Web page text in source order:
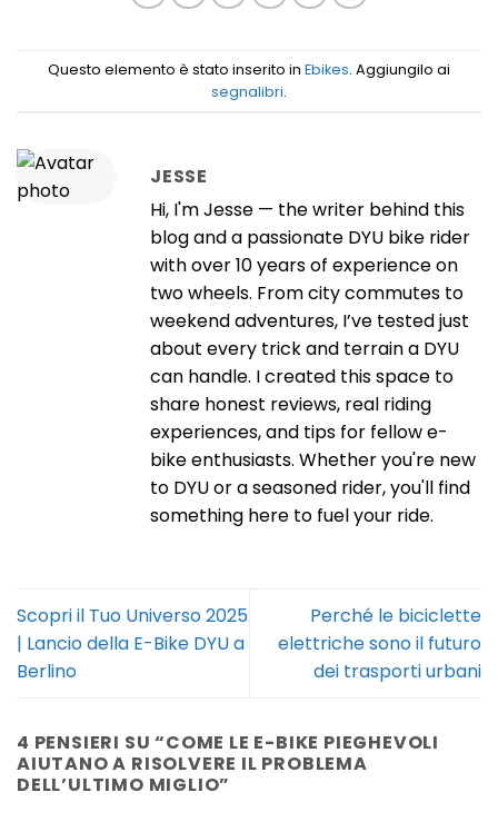
Questo elemento è stato inserito in Ebikes. Aggiungilo ai
segnalibri.
JESSE
Hi, I'm Jesse — the writer behind this
blog and a passionate DYU bike rider
with over 10 years of experience on
two wheels. From city commutes to
weekend adventures, I’ve tested just
about every trick and terrain a DYU
can handle. I created this space to
share honest reviews, real riding
experiences, and tips for fellow e-
bike enthusiasts. Whether you're new
to DYU or a seasoned rider, you'll find
something here to fuel your ride.
Scopri il Tuo Universo 2025
| Lancio della E-Bike DYU a
Berlino
Perché le biciclette
elettriche sono il futuro
dei trasporti urbani
4 PENSIERI SU “COME LE E-BIKE PIEGHEVOLI
AIUTANO A RISOLVERE IL PROBLEMA
DELL’ULTIMO MIGLIO”